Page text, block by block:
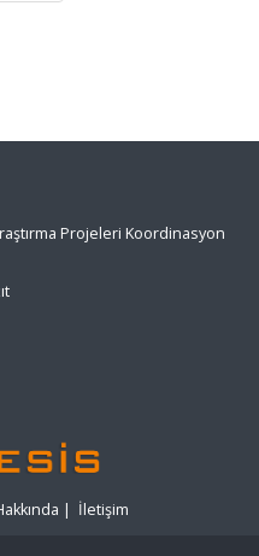
Projeleri Koordinasyon
| İletişim